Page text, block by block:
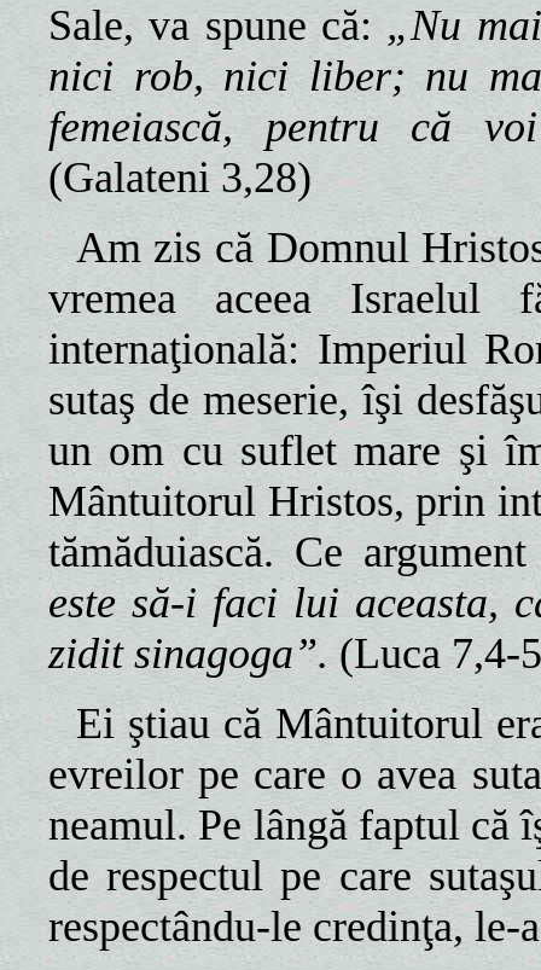
Sale, va spune că: „Nu
nici rob, nici liber; nu
femeiască, pentru că
(Galateni 3,28)
Am zis că Domnul
vremea aceea Israelul
internaţională: Imperiul
sutaş de meserie, îşi
un om cu suflet mare şi
Mântuitorul Hristos, prin
tămăduiască. Ce
este să-i faci lui aceasta,
zidit sinagoga”. (Luca 7,4-
Ei ştiau că Mântuitorul
evreilor pe care o avea
neamul. Pe lângă faptul că
de respectul pe care
respectându-le credinţa, le-